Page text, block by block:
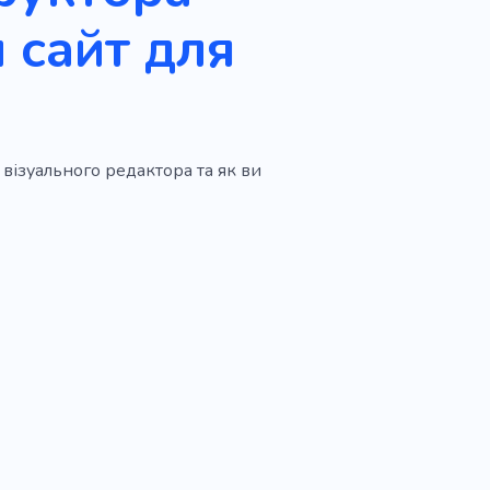
сайт для
редактора та як ви